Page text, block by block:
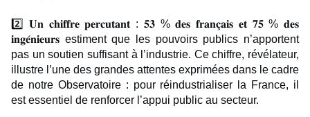
2️⃣ 𝐔𝐧 𝐜𝐡𝐢𝐟𝐟𝐫𝐞 𝐩𝐞𝐫𝐜𝐮𝐭𝐚𝐧𝐭 : 𝟓𝟑 % 𝐝𝐞𝐬 𝐟𝐫𝐚𝐧𝐜̧𝐚𝐢𝐬 𝐞𝐭 𝟕𝟓 % 𝐝𝐞𝐬
𝐢𝐧𝐠𝐞́𝐧𝐢𝐞𝐮𝐫𝐬 estiment que les pouvoirs publics n’apportent
pas un soutien suffisant à l’industrie. Ce chiffre, révélateur,
illustre l’une des grandes attentes exprimées dans le cadre
de notre Observatoire : pour réindustrialiser la France, il
est essentiel de renforcer l’appui public au secteur.